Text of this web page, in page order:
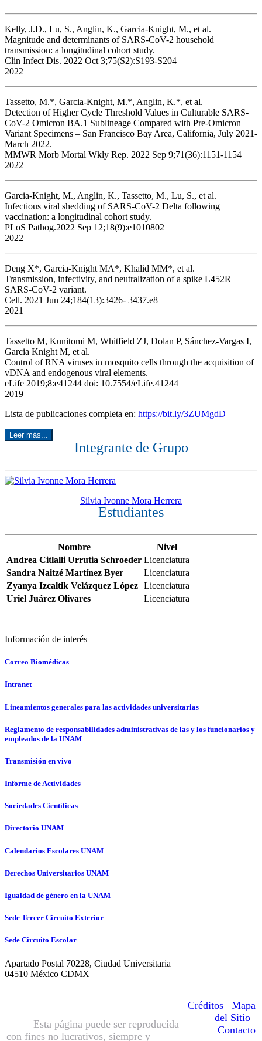
Kelly, J.D., Lu, S., Anglin, K., Garcia-Knight, M., et al.
Magnitude and determinants of SARS-CoV-2 household
transmission: a longitudinal cohort study.
Clin Infect Dis. 2022 Oct 3;75(S2):S193-S204
2022
Tassetto, M.*, Garcia-Knight, M.*, Anglin, K.*, et al.
Detection of Higher Cycle Threshold Values in Culturable SARS-
CoV-2 Omicron BA.1 Sublineage Compared with Pre-Omicron
Variant Specimens – San Francisco Bay Area, California, July 2021-
March 2022.
MMWR Morb Mortal Wkly Rep. 2022 Sep 9;71(36):1151-1154
2022
Garcia-Knight, M., Anglin, K., Tassetto, M., Lu, S., et al.
Infectious viral shedding of SARS-CoV-2 Delta following
vaccination: a longitudinal cohort study.
PLoS Pathog.2022 Sep 12;18(9):e1010802
2022
Deng X*, Garcia-Knight MA*, Khalid MM*, et al.
Transmission, infectivity, and neutralization of a spike L452R
SARS-CoV-2 variant.
Cell. 2021 Jun 24;184(13):3426- 3437.e8
2021
Tassetto M, Kunitomi M, Whitfield ZJ, Dolan P, Sánchez-Vargas I,
Garcia Knight M, et al.
Control of RNA viruses in mosquito cells through the acquisition of
vDNA and endogenous viral elements.
eLife 2019;8:e41244 doi: 10.7554/eLife.41244
2019
Lista de publicaciones completa en: https://bit.ly/3ZUMgdD
Leer más...
Integrante de Grupo
Silvia Ivonne Mora Herrera
Estudiantes
Nombre
Nivel
Andrea Citlalli Urrutia Schroeder Licenciatura
Sandra Naitzé Martínez Byer
Licenciatura
Zyanya Izcaltik Velázquez López Licenciatura
Uriel Juárez Olivares
Licenciatura
Información de interés
Correo Biomédicas
Intranet
Lineamientos generales para las actividades universitarias
Reglamento de responsabilidades administrativas de las y los funcionarios y
empleados de la UNAM
Transmisión en vivo
Informe de Actividades
Sociedades Científicas
Directorio UNAM
Calendarios Escolares UNAM
Derechos Universitarios UNAM
Igualdad de género en la UNAM
Sede Tercer Circuito Exterior
Sede Circuito Escolar
Apartado Postal 70228, Ciudad Universitaria
04510 México CDMX
Esta página puede ser reproducida
con fines no lucrativos, siempre y
Créditos
Mapa
del Sitio
Contacto